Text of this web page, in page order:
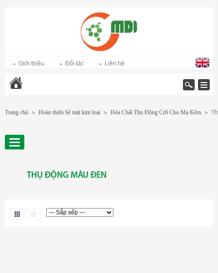
Giới thiệu Đối tác Liên hệ
Trang chủ > Hoàn thiện bề mặt kim loại > Hóa Chất Thụ Động Cr6 Cho Mạ Kẽm >
THỤ ĐỘNG MÀU ĐEN